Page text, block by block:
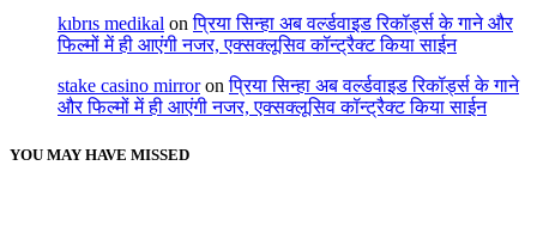
kıbrıs medikal onप्रिया सिन्हा अब वर्ल्डवाइड रिकॉर्ड्स के गाने और
फिल्मों में ही आएंगी नजर, एक्सक्लूसिव कॉन्ट्रैक्ट किया साईन
stake casino mirroronप्रिया सिन्हा अब वर्ल्डवाइड रिकॉर्ड्स के गाने
और फिल्मों में ही आएंगी नजर, एक्सक्लूसिव कॉन्ट्रैक्ट किया साईन
YOU MAY HAVE MISSED